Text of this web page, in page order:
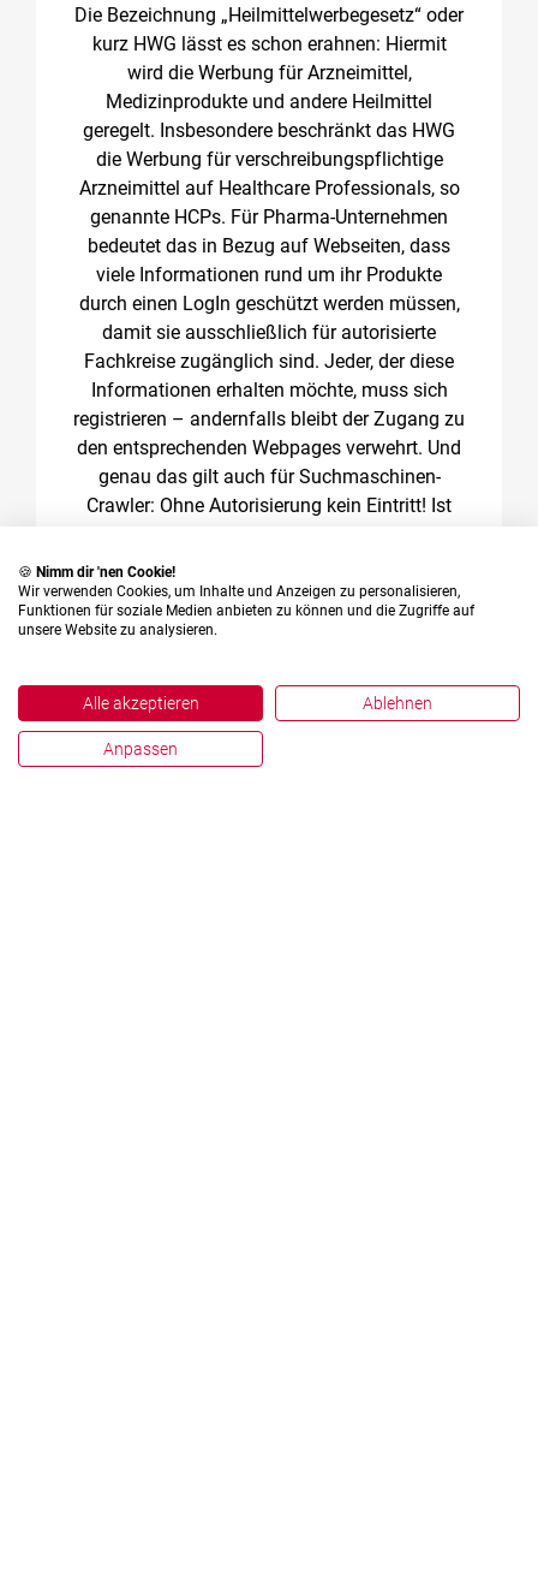
Die Bezeichnung „Heilmittelwerbegesetz“ oder
kurz HWG lässt es schon erahnen: Hiermit
wird die Werbung für Arzneimittel,
Medizinprodukte und andere Heilmittel
geregelt. Insbesondere beschränkt das HWG
die Werbung für verschreibungspflichtige
Arzneimittel auf Healthcare Professionals, so
genannte HCPs. Für Pharma-Unternehmen
bedeutet das in Bezug auf Webseiten, dass
viele Informationen rund um ihr Produkte
durch einen LogIn geschützt werden müssen,
damit sie ausschließlich für autorisierte
Fachkreise zugänglich sind. Jeder, der diese
Informationen erhalten möchte, muss sich
registrieren – andernfalls bleibt der Zugang zu
den entsprechenden Webpages verwehrt. Und
genau das gilt auch für Suchmaschinen-
Crawler: Ohne Autorisierung kein Eintritt! Ist
Inhalte in den organischen Suchergebnissen
von Google & Co. ausgeschlossen?mehr
🍪 Nimm dir 'nen Cookie!
Wir verwenden Cookies, um Inhalte und Anzeigen zu personalisieren,
Funktionen für soziale Medien anbieten zu können und die Zugriffe auf
unsere Website zu analysieren.
Alle akzeptieren Ablehnen
Anpassen